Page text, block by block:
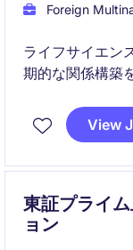
Foreign
ライフサイエン
期的な関係構築
なビジネス機会
す。
View
東証プライ
ョン